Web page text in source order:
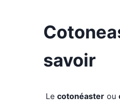
savoir
Le cotonéaster ou